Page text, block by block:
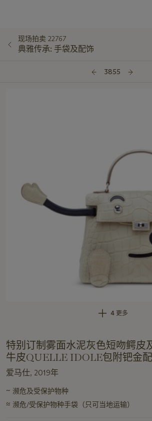
现场拍卖 22767
典雅传承: 手袋及配饰
3855
4 更多
特别订制雾面水泥灰色短吻鳄皮
牛皮QUELLE IDOLE包附钯金
爱马仕, 2019年
关
于
~ 濒危及受保护物种
≈ 濒危/受保护物种手袋（只可当地运输）